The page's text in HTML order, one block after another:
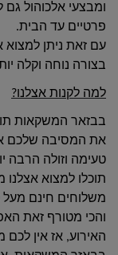
ומבצעי אלכוהול גם
פרטיים עד הבית.
עם זאת ניתן למצוא
בצורה נוחה וקלה
למה לקנות אצלנו?
בבזאר המשקאות
את המסיבה שלכם
טעימה וזולה הרבה
תוכלו למצוא אצלנו
משלוחים חינם מעל 300 שח.
והכי מטורף זאת
האירוע, אז אין